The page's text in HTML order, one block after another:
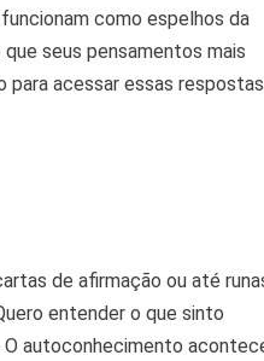
como espelhos da
seus pensamentos mais
acessar essas
de afirmação ou até
entender o que sinto
O autoconhecimento